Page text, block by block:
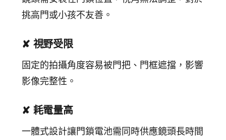
挑高門或小孩不友善。
✘ 視野受限
固定的拍攝角度容易被門把、門框遮擋，影響
影像完整性。
✘ 耗電量高
一體式設計讓門鎖電池需同時供應鏡頭長時間